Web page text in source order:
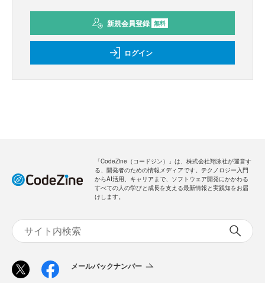
新規会員登録 無料
ログイン
「CodeZine（コードジン）」は、株式会社翔泳社が運営す
る、開発者のための情報メディアです。テクノロジー入門
からAI活用、キャリアまで、ソフトウェア開発にかかわる
すべての人の学びと成長を支える最新情報と実践知をお届
けします。
メールバックナンバー